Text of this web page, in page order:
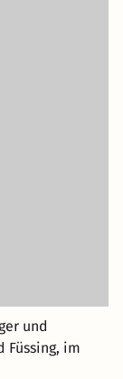
und
Füssing, im